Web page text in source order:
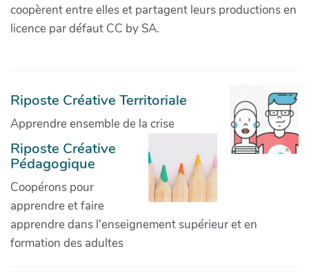
coopèrent entre elles et partagent leurs productions en
licence par défaut CC by SA.
Riposte Créative Territoriale
Apprendre ensemble de la crise
Riposte Créative
Pédagogique
Coopérons pour
apprendre et faire
apprendre dans l'enseignement supérieur et en
formation des adultes